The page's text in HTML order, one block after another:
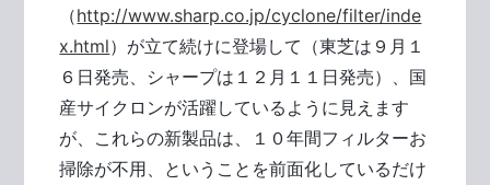
（http://www.sharp.co.jp/cyclone/filter/inde
x.html）が立て続けに登場して（東芝は９月１
６日発売、シャープは１２月１１日発売）、国
産サイクロンが活躍しているように見えます
が、これらの新製品は、１０年間フィルターお
掃除が不用、ということを前面化しているだけ